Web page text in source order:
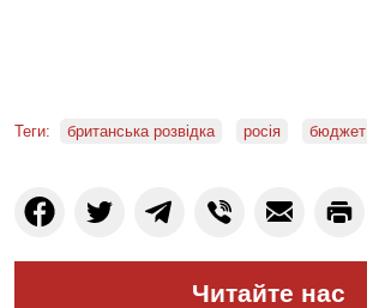
Теги: британська розвідка росія бюджет
Читайте нас